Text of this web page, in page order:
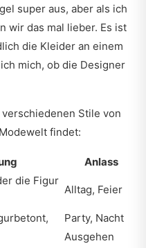
super aus, aber als ich
wir das mal lieber. Es ist
die Kleider an einem
mich, ob die Designer
Stile von
findet:
Anlass
die Figur
Alltag, Feier
Party, Nacht
Ausgehen